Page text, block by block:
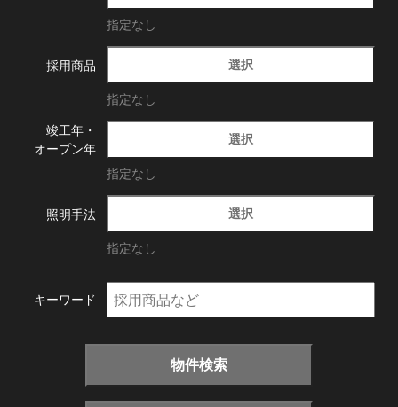
指定なし
採用商品 選択
指定なし
竣工年・
オープン年
選択
指定なし
照明手法 選択
指定なし
キーワード
物件検索